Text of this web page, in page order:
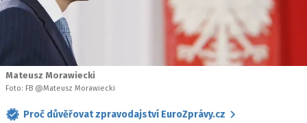
Mateusz Morawiecki
Foto: FB @Mateusz Morawiecki
Proč důvěřovat zpravodajství EuroZprávy.cz